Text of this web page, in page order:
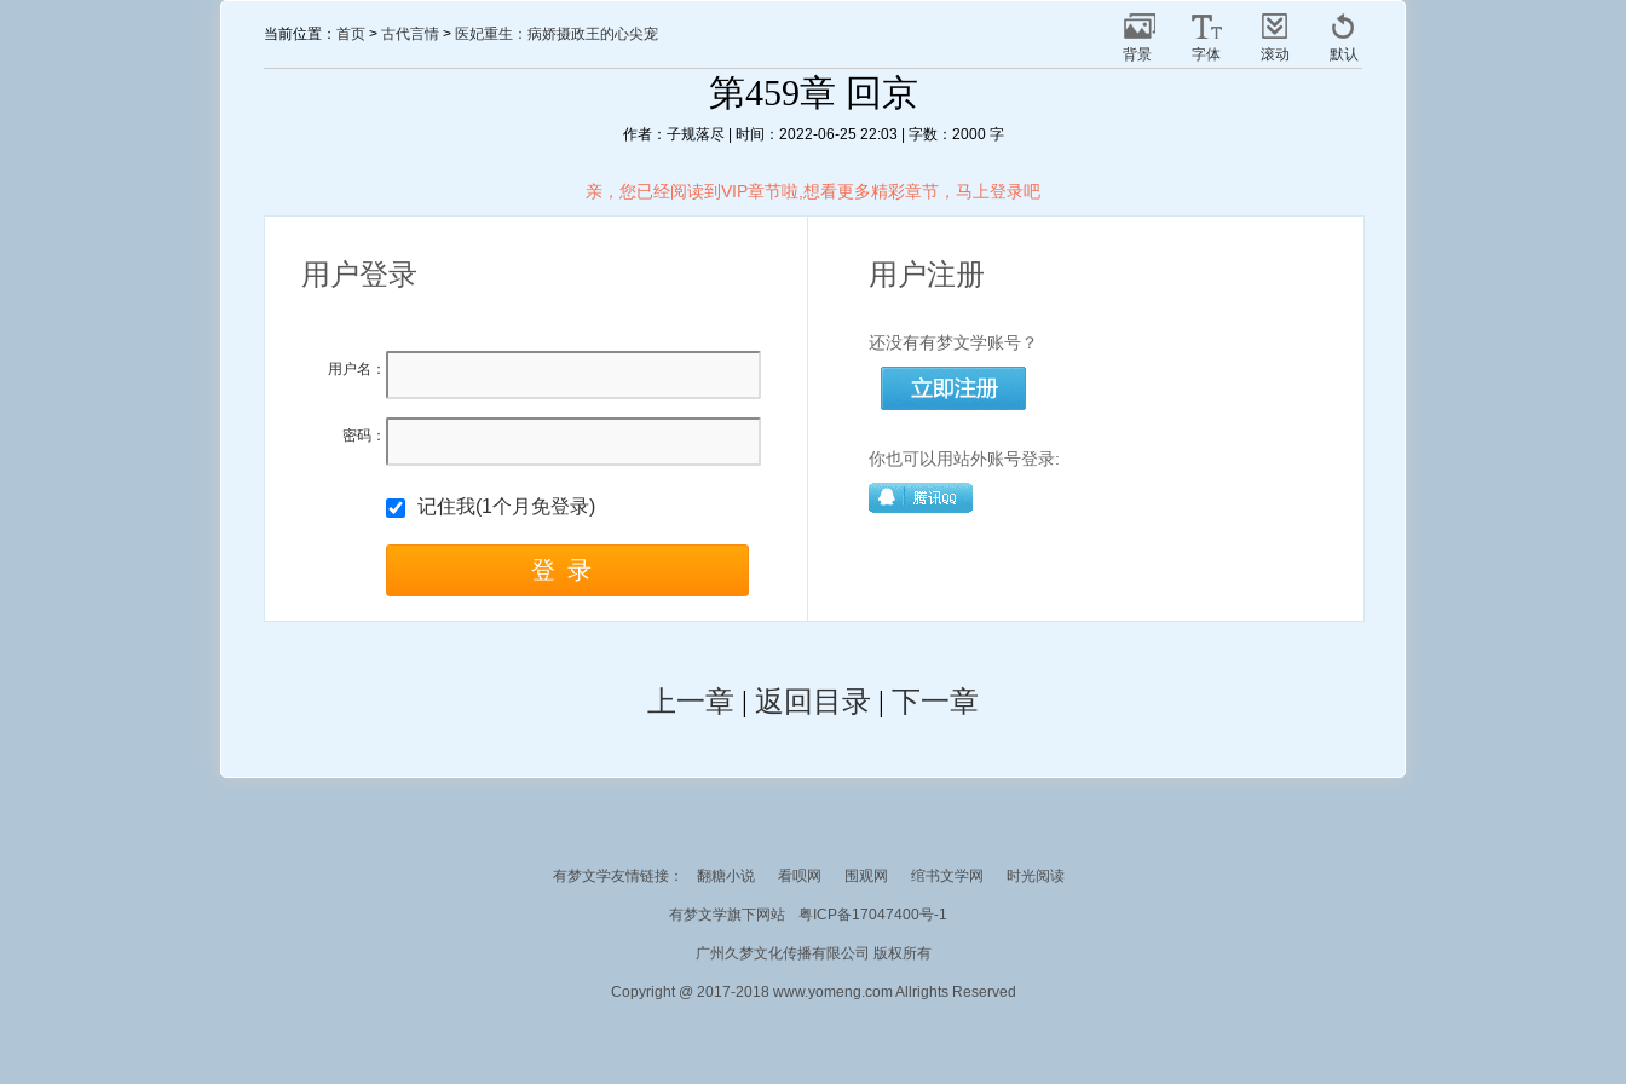
当前位置： 首页 > 古代言情 > 医妃重生：病娇摄政王的心尖宠
背景
字体 滚动 默认
第459章 回京
作者：子规落尽 | 时间：2022-06-25 22:03 | 字数：2000 字
亲，您已经阅读到VIP章节啦,想看更多精彩章节，马上登录吧
用户登录
用户名：
密码：
记住我(1个月免登录)
登录
用户注册
还没有有梦文学账号？
你也可以用站外账号登录:
上一章 | 返回目录 | 下一章
有梦文学友情链接： 翻糖小说 看呗网 围观网 绾书文学网 时光阅读
有梦文学旗下网站 粤ICP备17047400号-1
广州久梦文化传播有限公司 版权所有
Copyright @ 2017-2018 www.yomeng.com Allrights Reserved